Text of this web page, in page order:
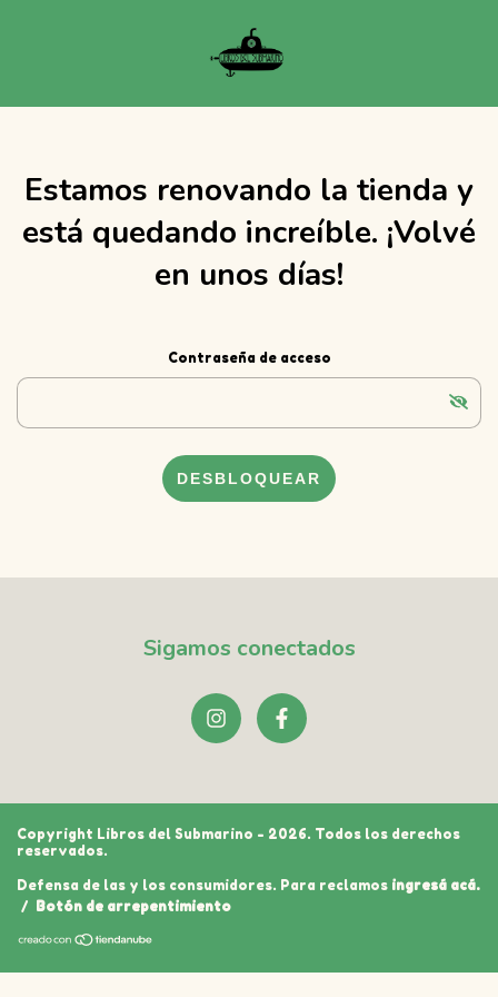
Estamos renovando la tienda y
está quedando increíble. ¡Volvé
en unos días!
Contraseña de acceso
DESBLOQUEAR
Sigamos conectados
Copyright Libros del Submarino - 2026. Todos los derechos
reservados.
Defensa de las y los consumidores. Para reclamos ingresá acá.
/ Botón de arrepentimiento